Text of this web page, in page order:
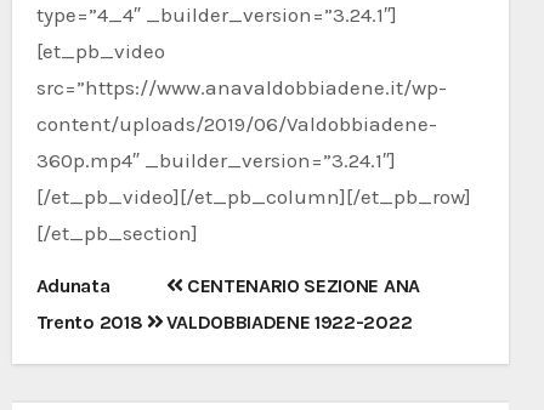
type=”4_4″ _builder_version=”3.24.1″]
[et_pb_video
src=”https://www.anavaldobbiadene.it/wp-
content/uploads/2019/06/Valdobbiadene-
360p.mp4″ _builder_version=”3.24.1″]
[/et_pb_video][/et_pb_column][/et_pb_row]
[/et_pb_section]
Navigazione
articoli
Adunata
Trento 2018
CENTENARIO SEZIONE ANA
VALDOBBIADENE 1922-2022